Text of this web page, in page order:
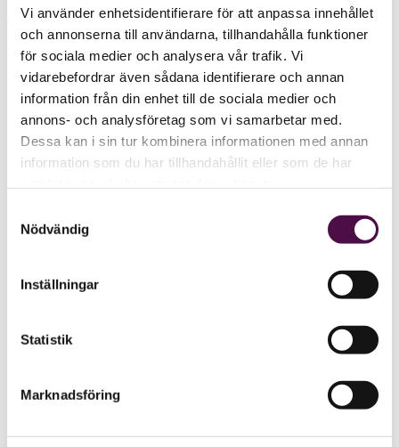
Vi använder enhetsidentifierare för att anpassa innehållet
och annonserna till användarna, tillhandahålla funktioner
för sociala medier och analysera vår trafik. Vi
vidarebefordrar även sådana identifierare och annan
information från din enhet till de sociala medier och
annons- och analysföretag som vi samarbetar med.
Dessa kan i sin tur kombinera informationen med annan
information som du har tillhandahållit eller som de har
Nödvändig
Inställningar
Statistik
Marknadsföring
Tre nya namn tar plats som partners inom Aspia Group, meddelar
Aspia på webben.
Dessa är:
inom incitamentsprogram.
Jenny Rask– Aspia, Stockholm –Head of Expatriate Payroll.
Annika Tuvesson – Aspia, Stockholm – auktoriserad
skrivit om
här